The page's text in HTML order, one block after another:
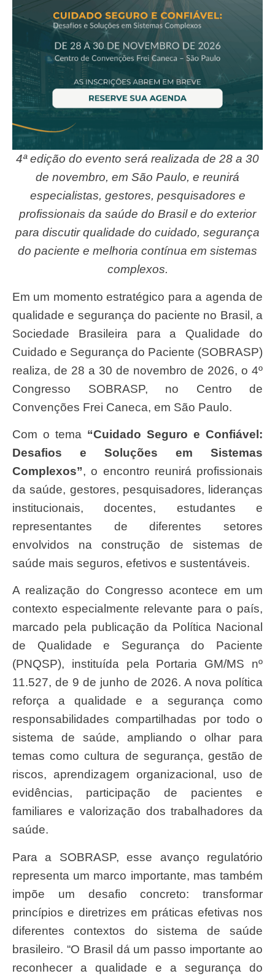
4ª edição do evento será realizada de 28 a 30
de novembro, em São Paulo, e reunirá
especialistas, gestores, pesquisadores e
profissionais da saúde do Brasil e do exterior
para discutir qualidade do cuidado, segurança
do paciente e melhoria contínua em sistemas
complexos.
Em um momento estratégico para a agenda de
qualidade e segurança do paciente no Brasil, a
Sociedade Brasileira para a Qualidade do
Cuidado e Segurança do Paciente (SOBRASP)
realiza, de 28 a 30 de novembro de 2026, o 4º
Congresso SOBRASP, no Centro de
Convenções Frei Caneca, em São Paulo.
Com o tema “Cuidado Seguro e Confiável:
Desafios e Soluções em Sistemas
Complexos”, o encontro reunirá profissionais
da saúde, gestores, pesquisadores, lideranças
institucionais, docentes, estudantes e
representantes de diferentes setores
envolvidos na construção de sistemas de
saúde mais seguros, efetivos e sustentáveis.
A realização do Congresso acontece em um
contexto especialmente relevante para o país,
marcado pela publicação da Política Nacional
de Qualidade e Segurança do Paciente
(PNQSP), instituída pela Portaria GM/MS nº
11.527, de 9 de junho de 2026. A nova política
reforça a qualidade e a segurança como
responsabilidades compartilhadas por todo o
sistema de saúde, ampliando o olhar para
temas como cultura de segurança, gestão de
riscos, aprendizagem organizacional, uso de
evidências, participação de pacientes e
familiares e valorização dos trabalhadores da
saúde.
Para a SOBRASP, esse avanço regulatório
representa um marco importante, mas também
impõe um desafio concreto: transformar
princípios e diretrizes em práticas efetivas nos
diferentes contextos do sistema de saúde
brasileiro. “O Brasil dá um passo importante ao
reconhecer a qualidade e a segurança do